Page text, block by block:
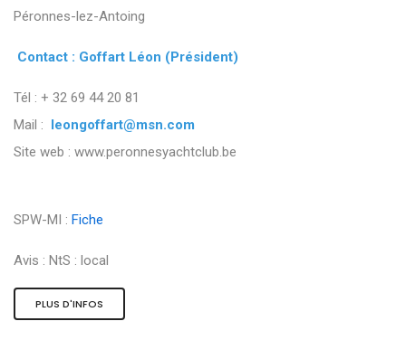
Péronnes-lez-Antoing
Contact : Goffart Léon (Président)
Tél : + 32 69 44 20 81
Mail : leongoffart@msn.com
Site web : www.peronnesyachtclub.be
SPW-MI : Fiche
Avis : NtS : local
PLUS D'INFOS